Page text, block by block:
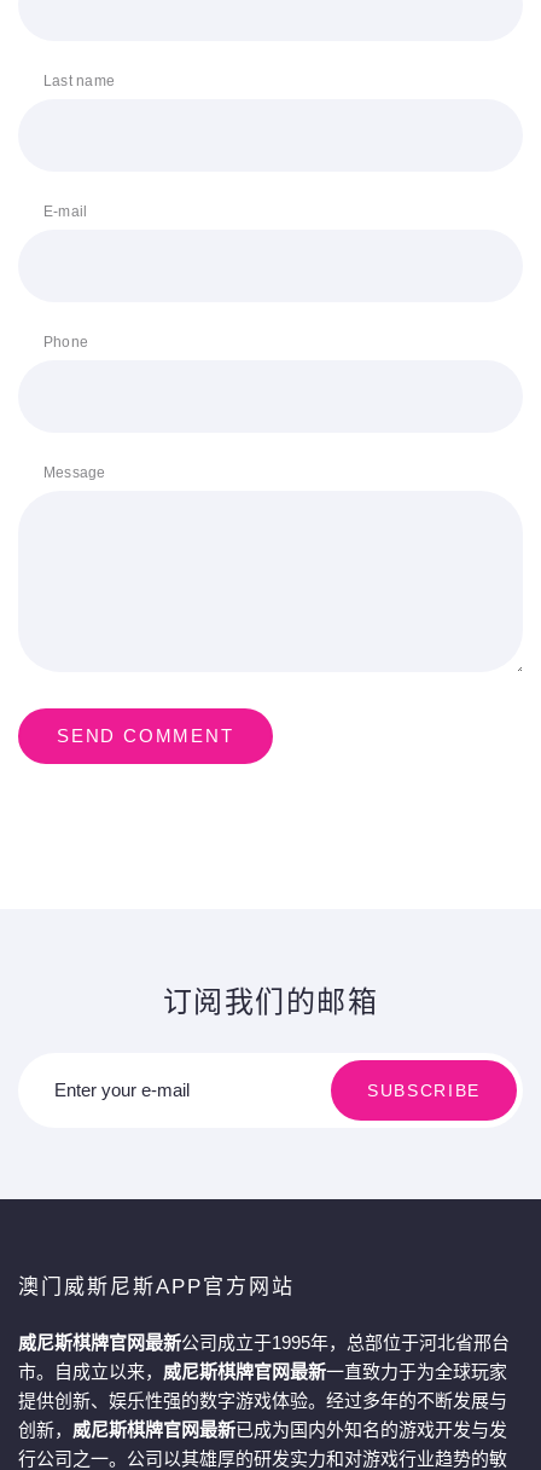
Last name
E-mail
Phone
Message
SEND COMMENT
订阅我们的邮箱
Enter your e-mail SUBSCRIBE
澳门威斯尼斯APP官方网站
威尼斯棋牌官网最新公司成立于1995年，总部位于河北省邢台
市。自成立以来， 威尼斯棋牌官网最新一直致力于为全球玩家
提供创新、娱乐性强的数字游戏体验。经过多年的不断发展与
创新， 威尼斯棋牌官网最新已成为国内外知名的游戏开发与发
行公司之一。公司以其雄厚的研发实力和对游戏行业趋势的敏